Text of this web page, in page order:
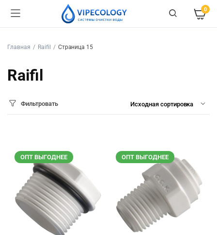
0
Главная Raifil Страница 15
Raifil
Фильтровать
ОПТ ВЫГОДНЕЕ ОПТ ВЫГОДНЕЕ